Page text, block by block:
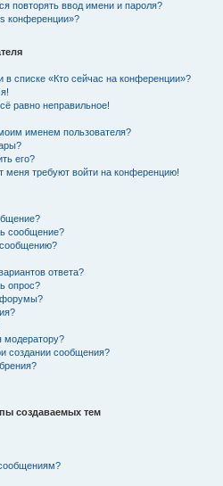
повторять ввод имени и пароля?
конференции»?
в списке «Кто сейчас на конференции»?
равно неправильное!
именем пользователя?
его?
меня требуют войти на конференцию!
сообщение?
ответа?
опрос?
форумы?
модератору?
создании сообщения?
создаваемых тем